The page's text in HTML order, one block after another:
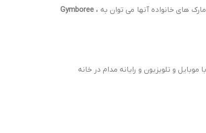
های خانواده آنها می توان به Gymboree ،
و تلویزیون و رایانه مدام در خانه